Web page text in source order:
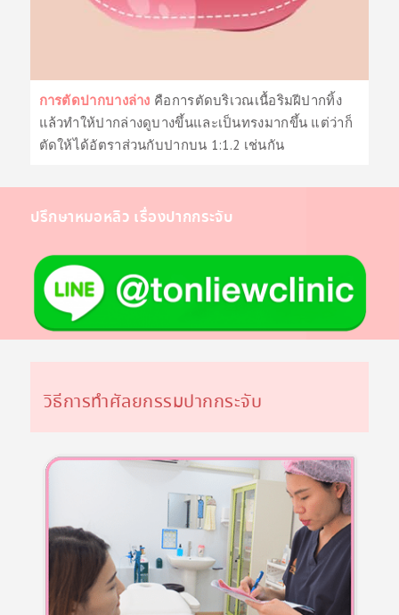
การตัดปากบางล่าง คือการตัดบริเวณเนื้อริมฝีปากทิ้ง
แล้วทำให้ปากล่างดูบางขึ้นและเป็นทรงมากขึ้น แต่ว่าก็
ตัดให้ได้อัตราส่วนกับปากบน 1:1.2 เช่นกัน
ปรึกษาหมอหลิว เรื่องปากกระจับ
วิธีการทำศัลยกรรมปากกระจับ